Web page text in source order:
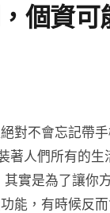
個資可
對不會忘記帶
著人們所有的生
實是為了讓你
能，有時候反